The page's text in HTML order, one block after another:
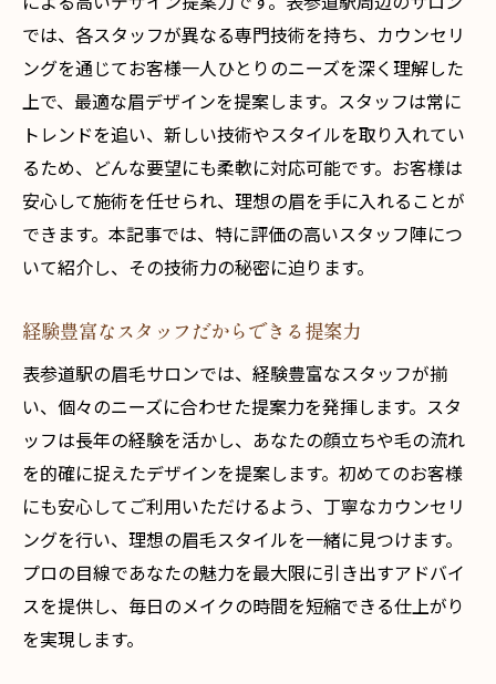
では、各スタッフが異なる専門技術を持ち、カウンセリ
ングを通じてお客様一人ひとりのニーズを深く理解した
上で、最適な眉デザインを提案します。スタッフは常に
トレンドを追い、新しい技術やスタイルを取り入れてい
るため、どんな要望にも柔軟に対応可能です。お客様は
安心して施術を任せられ、理想の眉を手に入れることが
できます。本記事では、特に評価の高いスタッフ陣につ
いて紹介し、その技術力の秘密に迫ります。
経験豊富なスタッフだからできる提案力
表参道駅の眉毛サロンでは、経験豊富なスタッフが揃
い、個々のニーズに合わせた提案力を発揮します。スタ
ッフは長年の経験を活かし、あなたの顔立ちや毛の流れ
を的確に捉えたデザインを提案します。初めてのお客様
にも安心してご利用いただけるよう、丁寧なカウンセリ
ングを行い、理想の眉毛スタイルを一緒に見つけます。
プロの目線であなたの魅力を最大限に引き出すアドバイ
スを提供し、毎日のメイクの時間を短縮できる仕上がり
を実現します。